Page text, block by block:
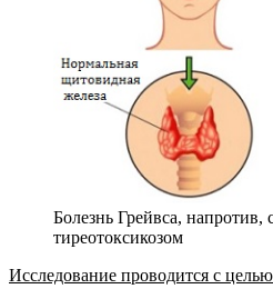
Болезнь Грейвса, напротив,
тиреотоксикозом
Исследование проводится с